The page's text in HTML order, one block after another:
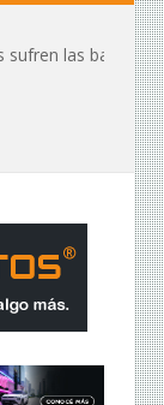
sufren las baterías?